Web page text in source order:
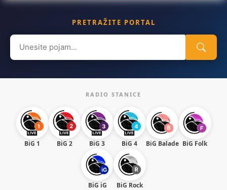
PRETRAŽITE PORTAL
Search
for:
RADIO STANICE
BiG 1 BiG 2 BiG 3 BiG 4 BiG Balade BiG Folk
BiG iG BiG Rock